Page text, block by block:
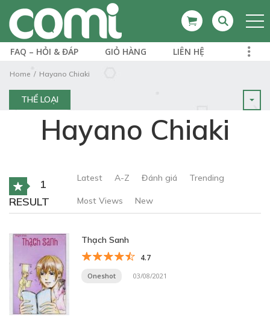
FAQ – HỎI & ĐÁP GIỎ HÀNG LIÊN HỆ
Home Hayano Chiaki
THỂ LOẠI
Hayano Chiaki
1
RESULT
Latest A-Z Đánh giá Trending
Most Views New
Thạch Sanh
4.7
Oneshot 03/08/2021